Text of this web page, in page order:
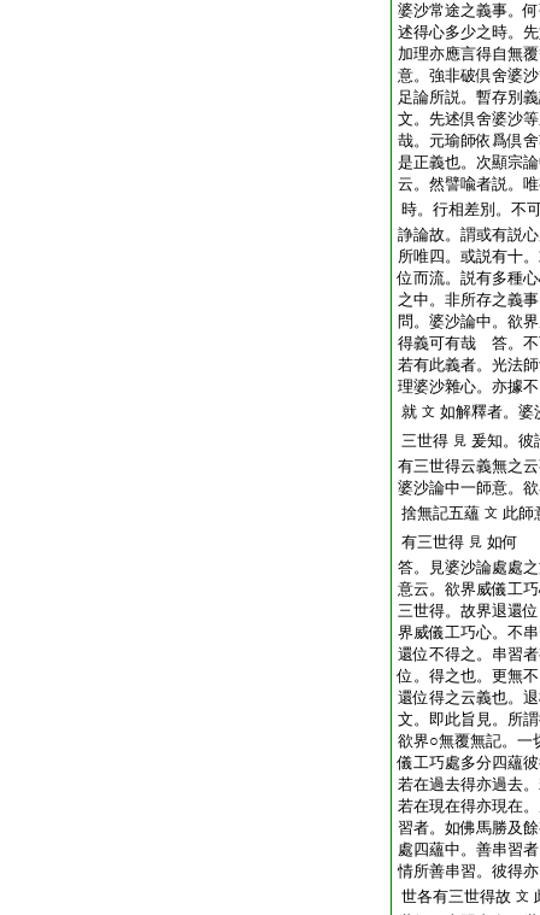
婆沙常途之義事。
述得心多少之時。
加理亦應言得自無
意。強非破倶舍婆
足論所説。暫存別
文。先述倶舍婆沙
哉。元瑜師依爲倶
是正義也。次顯宗
云。然譬喩者説。
時。行相差別。不
諍論故。謂或有説
所唯四。或説有十
位而流。説有多種
之中。非所存之義
問。婆沙論中。欲
得義可有哉 答。不
若有此義者。光法
理婆沙雜心。亦據
就 文 如解釋者。婆
三世得 見 爰知。彼
有三世得云義無之
婆沙論中一師意。
捨無記五蘊 文 此師
有三世得 見 如何
答。見婆沙論處處
意云。欲界威儀工
三世得。故界退還
界威儀工巧心。不
還位不得之。串習
位。得之也。更無
還位得之云義也。
文。即此旨見。所
欲界○無覆無記。一
儀工巧處多分四蘊
若在過去得亦過去
若在現在得亦現在
習者。如佛馬勝及
處四蘊中。善串習
情所善串習。彼得
世各有三世得故 文